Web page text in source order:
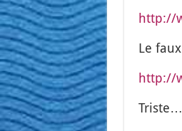
http://
Le
http://
Triste…